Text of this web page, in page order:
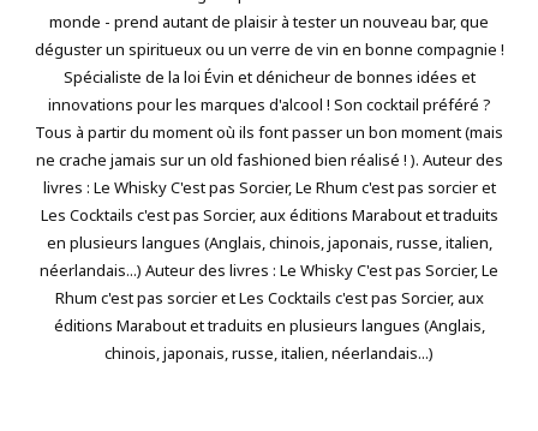
monde - prend autant de plaisir à tester un nouveau bar, que
déguster un spiritueux ou un verre de vin en bonne compagnie !
Spécialiste de la loi Évin et dénicheur de bonnes idées et
innovations pour les marques d'alcool ! Son cocktail préféré ?
Tous à partir du moment où ils font passer un bon moment (mais
ne crache jamais sur un old fashioned bien réalisé ! ). Auteur des
livres : Le Whisky C'est pas Sorcier, Le Rhum c'est pas sorcier et
Les Cocktails c'est pas Sorcier, aux éditions Marabout et traduits
en plusieurs langues (Anglais, chinois, japonais, russe, italien,
néerlandais...) Auteur des livres : Le Whisky C'est pas Sorcier, Le
Rhum c'est pas sorcier et Les Cocktails c'est pas Sorcier, aux
éditions Marabout et traduits en plusieurs langues (Anglais,
chinois, japonais, russe, italien, néerlandais...)